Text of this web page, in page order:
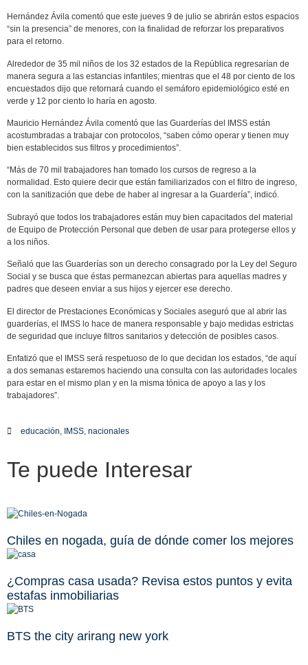
Hernández Ávila comentó que este jueves 9 de julio se abrirán estos espacios
“sin la presencia” de menores, con la finalidad de reforzar los preparativos
para el retorno.
Alrededor de 35 mil niños de los 32 estados de la República regresarían de
manera segura a las estancias infantiles; mientras que el 48 por ciento de los
encuestados dijo que retornará cuando el semáforo epidemiológico esté en
verde y 12 por ciento lo haría en agosto.
Mauricio Hernández Ávila comentó que las Guarderías del IMSS están
acostumbradas a trabajar con protocolos, “saben cómo operar y tienen muy
bien establecidos sus filtros y procedimientos”.
“Más de 70 mil trabajadores han tomado los cursos de regreso a la
normalidad. Esto quiere decir que están familiarizados con el filtro de ingreso,
con la sanitización que debe de haber al ingresar a la Guardería”, indicó.
Subrayó que todos los trabajadores están muy bien capacitados del material
de Equipo de Protección Personal que deben de usar para protegerse ellos y
a los niños.
Señaló que las Guarderías son un derecho consagrado por la Ley del Seguro
Social y se busca que éstas permanezcan abiertas para aquellas madres y
padres que deseen enviar a sus hijos y ejercer ese derecho.
El director de Prestaciones Económicas y Sociales aseguró que al abrir las
guarderías, el IMSS lo hace de manera responsable y bajo medidas estrictas
de seguridad que incluye filtros sanitarios y detección de posibles casos.
Enfatizó que el IMSS será respetuoso de lo que decidan los estados, “de aquí
a dos semanas estaremos haciendo una consulta con las autoridades locales
para estar en el mismo plan y en la misma tónica de apoyo a las y los
trabajadores”.
educación, IMSS, nacionales
Te puede Interesar
Chiles en nogada, guía de dónde comer los mejores
¿Compras casa usada? Revisa estos puntos y evita
estafas inmobiliarias
BTS the city arirang new york